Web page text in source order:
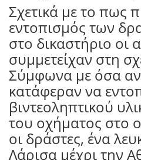
Σχετικά με το πως
εντοπισμός των
στο δικαστήριο οι
συμμετείχαν στη
Σύμφωνα με όσα
κατάφεραν να
βιντεοληπτικού
του οχήματος στο
οι δράστες, ένα
Λάρισα μέχρι την